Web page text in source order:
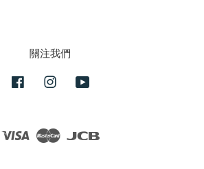
關注我們
FacebookInstagram
Visa Master